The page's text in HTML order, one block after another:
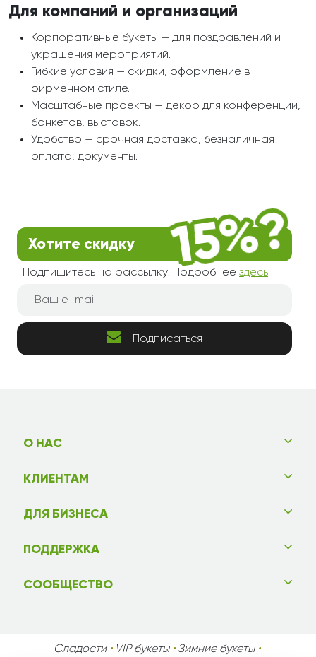
Для компаний и организаций
Корпоративные букеты — для поздравлений и
украшения мероприятий.
Гибкие условия — скидки, оформление в
фирменном стиле.
Масштабные проекты — декор для конференций,
банкетов, выставок.
Удобство — срочная доставка, безналичная
оплата, документы.
Хотите скидку
Подпишитесь на рассылку! Подробнее здесь.
Подписаться
О НАС
КЛИЕНТАМ
ДЛЯ БИЗНЕСА
ПОДДЕРЖКА
СООБЩЕСТВО
Сладости• VIP букеты• Зимние букеты•